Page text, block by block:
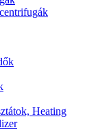
Heating